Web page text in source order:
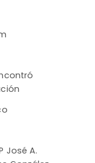
José A.